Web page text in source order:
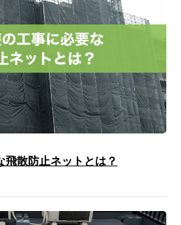
飛散防止ネットとは？